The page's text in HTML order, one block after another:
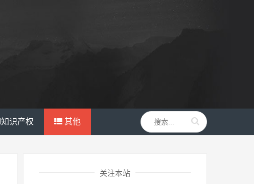
识产权 其他
关注本站